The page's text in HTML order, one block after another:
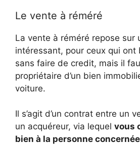
Le vente à réméré
La vente à réméré repose sur
intéressant, pour ceux qui ont
sans faire de credit, mais il
propriétaire d’un bien
voiture.
Il s’agit d’un contrat entre un
un acquéreur, via lequel vous
bien à la personne concernée